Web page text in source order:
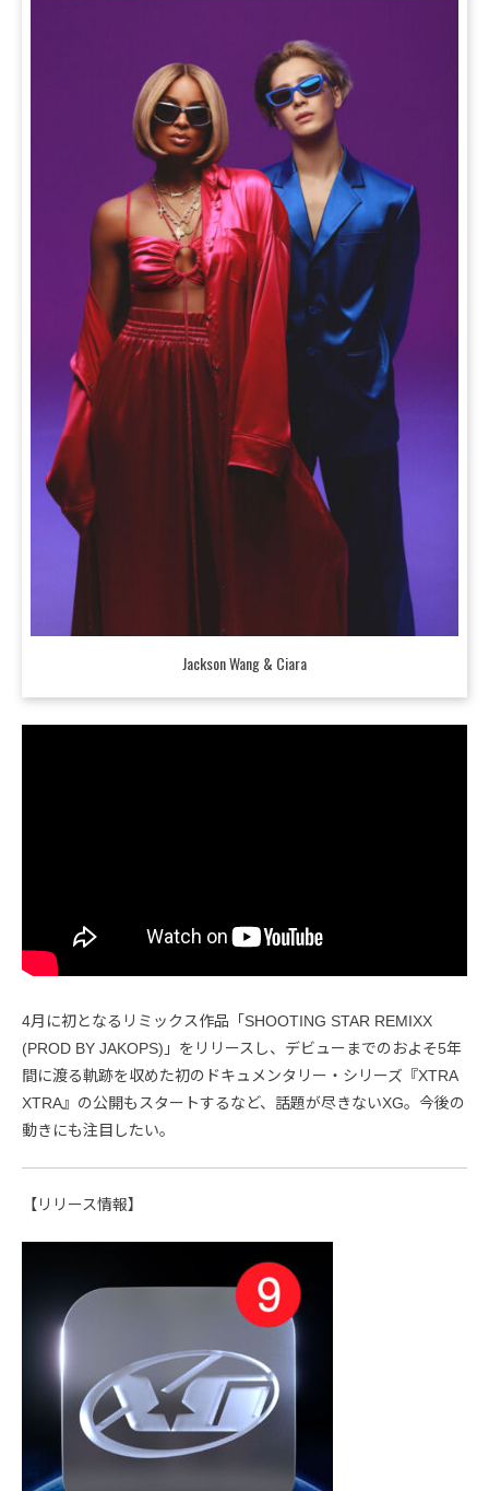
Jackson Wang & Ciara
4月に初となるリミックス作品「SHOOTING STAR REMIXX
(PROD BY JAKOPS)」をリリースし、デビューまでのおよそ5年
間に渡る軌跡を収めた初のドキュメンタリー・シリーズ『XTRA
XTRA』の公開もスタートするなど、話題が尽きないXG。今後の
動きにも注目したい。
【リリース情報】